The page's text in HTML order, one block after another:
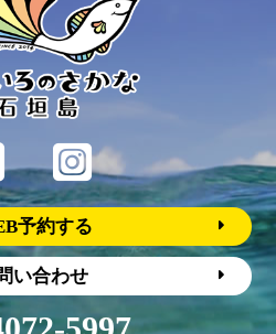
予約する
い合わせ